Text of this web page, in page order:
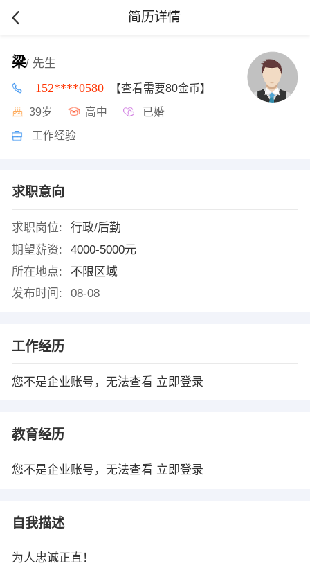
简历详情
梁/ 先生
152****0580 【查看需要80金币】
39岁 高中 已婚
工作经验
求职意向
求职岗位:
行政/后勤
期望薪资:
4000-5000元
所在地点:
不限区域
发布时间:
08-08
工作经历
您不是企业账号，无法查看 立即登录
教育经历
您不是企业账号，无法查看 立即登录
自我描述
为人忠诚正直！